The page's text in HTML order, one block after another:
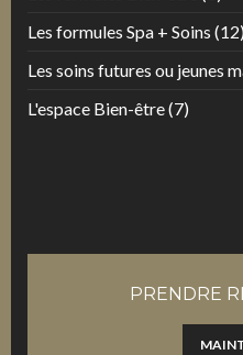
Les formules Spa + Soins (12)
Les soins futures ou jeunes
L'espace Bien-être(7)
PRENDRE